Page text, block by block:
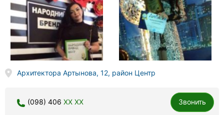
Архитектора Артынова, 12, район Центр
(098) 406 XX XX Звонить